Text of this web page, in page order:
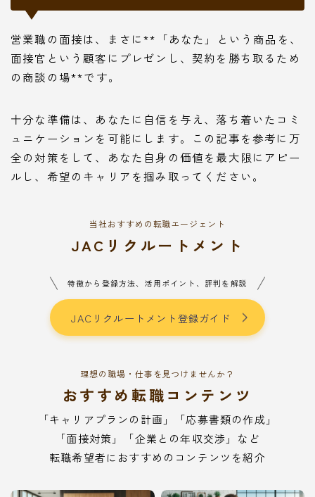
営業職の面接は、まさに**「あなた」という商品を、
面接官という顧客にプレゼンし、契約を勝ち取るため
の商談の場**です。
十分な準備は、あなたに自信を与え、落ち着いたコミ
ュニケーションを可能にします。この記事を参考に万
全の対策をして、あなた自身の価値を最大限にアピー
ルし、希望のキャリアを掴み取ってください。
当社おすすめの転職エージェント
JACリクルートメント
特徴から登録方法、活用ポイント、評判を解説
JACリクルートメント登録ガイド
理想の職場・仕事を見つけませんか？
おすすめ転職コンテンツ
「キャリアプランの計画」「応募書類の作成」
「面接対策」「企業との年収交渉」など
転職希望者におすすめのコンテンツを紹介